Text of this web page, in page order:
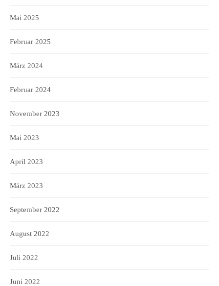
Mai 2025
Februar 2025
März 2024
Februar 2024
November 2023
Mai 2023
April 2023
März 2023
September 2022
August 2022
Juli 2022
Juni 2022